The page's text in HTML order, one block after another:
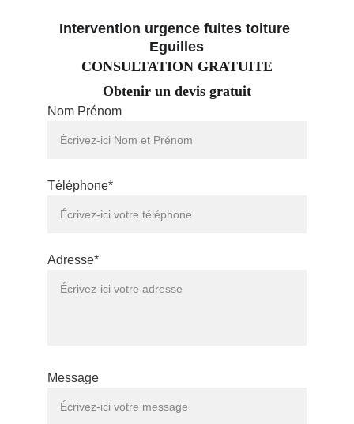
CONSULTATION GRATUITE
Obtenir un devis gratuit
Nom Prénom
Téléphone*
Adresse*
Message
Intervention urgence fuites toiture
Eguilles